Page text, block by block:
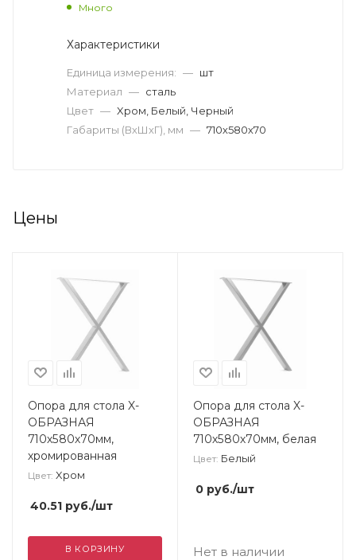
Много
Характеристики
Единица измерения: — шт
Материал — сталь
Цвет — Xром, Белый, Черный
Габариты (ВхШхГ), мм — 710х580х70
Цены
Опора для стола X-
ОБРАЗНАЯ
710х580х70мм,
хромированная
Цвет: Xром
40.51 руб./шт
В КОРЗИНУ
Опора для стола X-
ОБРАЗНАЯ
710х580х70мм, белая
Цвет: Белый
0 руб./шт
Нет в наличии